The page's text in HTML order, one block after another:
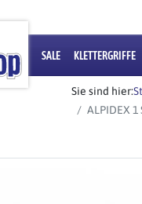
SALE KLETTERGRIFFE
Sie sind hier:
ALPIDEX